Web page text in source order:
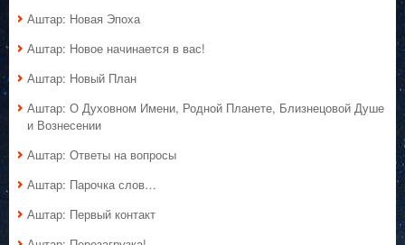
Аштар: Новая Эпоха
Аштар: Новое начинается в вас!
Аштар: Новый План
Аштар: О Духовном Имени, Родной Планете, Близнецовой Душе
и Вознесении
Аштар: Ответы на вопросы
Аштар: Парочка слов…
Аштар: Первый контакт